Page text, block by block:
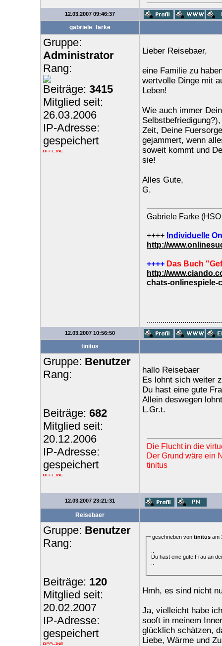
12.03.2007 09:46:37
gabriele_farke
Gruppe:
Administrator
Rang:
Beiträge: 3415
Mitglied seit:
26.03.2006
IP-Adresse:
gespeichert
Lieber Reisebaer,
eine Familie zu
wertvolle Dinge mit
Leben!
Wie auch immer
Zeit, Deine
gejammert, wenn
soweit kommt und
sie!
Alles Gute,
G.
Gabriele Farke (HSO
++++ Individuelle
http://
++++ Das Buch
http://
chats-onlinespiele-
12.03.2007 10:56:50
tinitus
Gruppe: Benutzer
Rang:
Beiträge: 682
Mitglied seit:
20.12.2006
IP-Adresse:
gespeichert
hallo Reisebaer
Es lohnt sich weiter
Du hast eine gute
Allein deswegen
L.Gr.t.
Die Flucht in die
Der Grund wäre ein
tinitus
12.03.2007 23:21:31
Reisebaer
Gruppe: Benutzer
Rang:
Beiträge: 120
Mitglied seit:
20.02.2007
IP-Adresse:
gespeichert
geschrieben von tinitusam
Du hast eine gute Frau an
Hmh, es sind nicht
Ja, vielleicht habe
sooft in meinem
glücklich schätzen,
Liebe, Wärme und